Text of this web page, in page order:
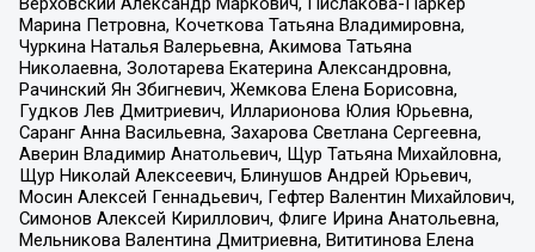
Марина Петровна, Кочеткова Татьяна Владимировна,
Чуркина Наталья Валерьевна, Акимова Татьяна
Николаевна, Золотарева Екатерина Александровна,
Рачинский Ян Збигневич, Жемкова Елена Борисовна,
Гудков Лев Дмитриевич, Илларионова Юлия Юрьевна,
Саранг Анна Васильевна, Захарова Светлана Сергеевна,
Аверин Владимир Анатольевич, Щур Татьяна Михайловна,
Щур Николай Алексеевич, Блинушов Андрей Юрьевич,
Мосин Алексей Геннадьевич, Гефтер Валентин Михайлович,
Симонов Алексей Кириллович, Флиге Ирина Анатольевна,
Мельникова Валентина Дмитриевна, Вититинова Елена